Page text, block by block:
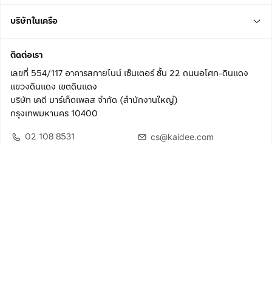
บริษัทในเครือ
ติดต่อเรา
เลขที่ 554/117 อาคารสกายไนน์ เซ็นเตอร์ ชั้น 22 ถนนอโศก-ดินแดง
แขวงดินแดง เขตดินแดง
บริษัท เคดี มาร์เก็ตเพลส จำกัด (สำนักงานใหญ่)
กรุงเทพมหานคร 10400
02 108 8531
cs@kaidee.com